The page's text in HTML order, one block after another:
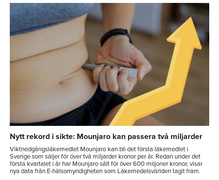
Nytt rekord i sikte: Mounjaro kan passera två miljarder
Viktnedgångsläkemedlet Mounjaro kan bli det första läkemedlet i
Sverige som säljer för över två miljarder kronor per år. Redan under det
första kvartalet i år har Mounjaro sålt för över 600 miljoner kronor, visar
nya data från E-hälsomyndigheten som Läkemedelsvärlden tagit fram.